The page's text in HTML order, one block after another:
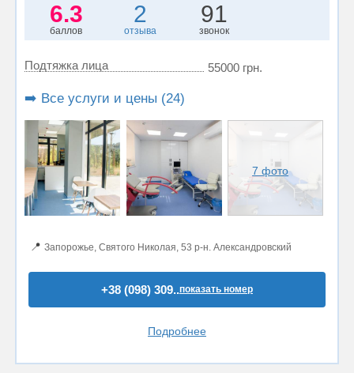
6.3
баллов
2
отзыва
91
звонок
Подтяжка лица 55000 грн.
➡️ Все услуги и цены (24)
7 фото
📍 Запорожье, Святого Николая, 53 р-н. Александровский
+38 (098) 309..показать номер
Подробнее